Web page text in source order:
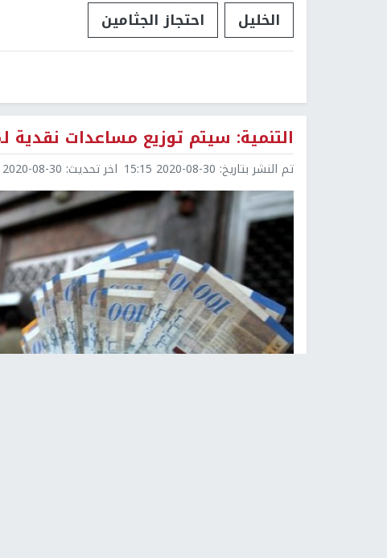
الخليل
احتجاز الجثامين
التنمية: سيتم توزيع مساعدات نقدية لـ26 ألف أسرة بغزة خلال 10 أيام
تم النشر بتاريخ: 2020-08-30 15:15 اخر تحديث: 2020-08-30 15:15